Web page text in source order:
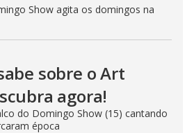
Show agita os domingos na
sobre o Art
agora!
do Domingo Show (15) cantando
época